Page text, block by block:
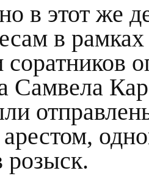
в этот же
в
Самвела
розыск.